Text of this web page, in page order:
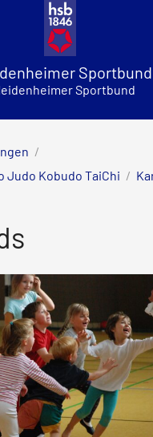
Sportbund
Sportbund
/
Judo Kobudo TaiChi /